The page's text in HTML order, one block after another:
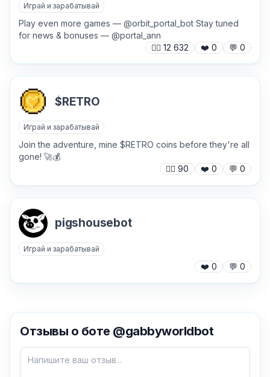
Как добавить бота?
Хочу получить ответ на email
Отправить
Играй и зарабатывай
Play even more games — @orbit_portal_bot Stay tuned
for news & bonuses — @portal_ann
🙍‍♂️ 12 632 ❤️ 0 💬 0
$RETRO
Играй и зарабатывай
Join the adventure, mine $RETRO coins before they're all
gone! 🚀💰
🙍‍♂️ 90 ❤️ 0 💬 0
pigshousebot
Играй и зарабатывай
❤️ 0 💬 0
Отзывы о боте @gabbyworldbot